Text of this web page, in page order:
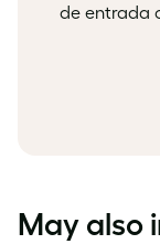
de entrada
May also